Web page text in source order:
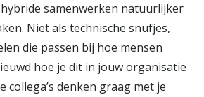
samenwerken natuurlijker
Niet als technische snufjes,
die passen bij hoe mensen
hoe je dit in jouw organisatie
collega’s denken graag met je